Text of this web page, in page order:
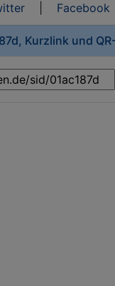
| Facebook
Kurzlink und